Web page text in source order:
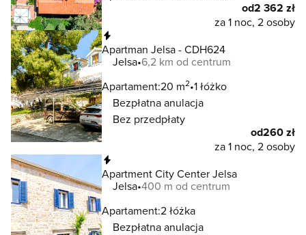
od2 362 zł
za 1 noc, 2 osoby
Apartman Jelsa - CDH624
Jelsa 6,2 km od centrum
Apartament:20 m2 1 łóżko
Bezpłatna anulacja
Bez przedpłaty
od260 zł
za 1 noc, 2 osoby
Apartment City Center Jelsa
Jelsa 400 m od centrum
Apartament:2 łóżka
Bezpłatna anulacja